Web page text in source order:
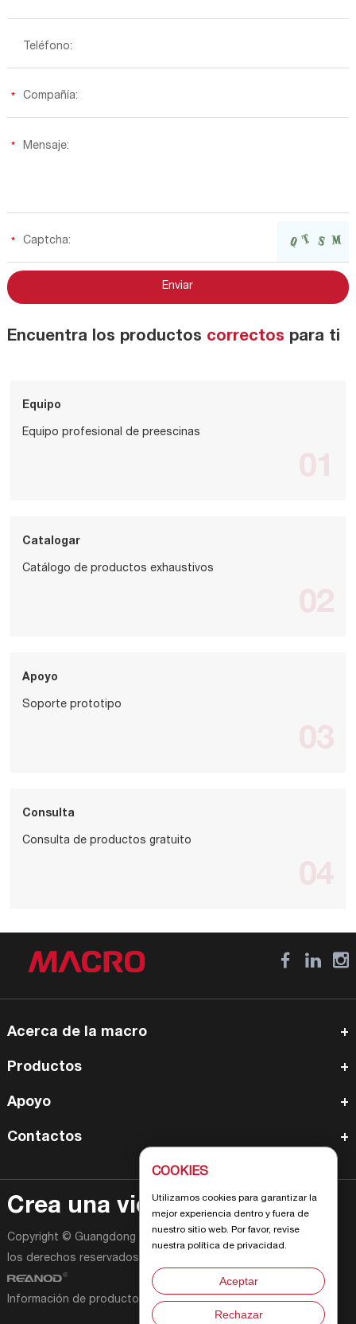
Encuentra los productos correctos para ti
Equipo
Equipo profesional de preescinas
Catalogar
Catálogo de productos exhaustivos
Apoyo
Soporte prototipo
Consulta
Consulta de productos gratuito
Acerca de la macro
Productos
Apoyo
Contactos
Crea una vida alegre
Copyright © Guangdong Macro Gas Appliance Co., Ltd Todos
los derechos reservados |
Información de productos de cocina y electrodomésticos
COOKIES
Utilizamos cookies para garantizar la
mejor experiencia dentro y fuera de
nuestro sitio web. Por favor, revise
nuestra política de privacidad.
Aceptar
Rechazar